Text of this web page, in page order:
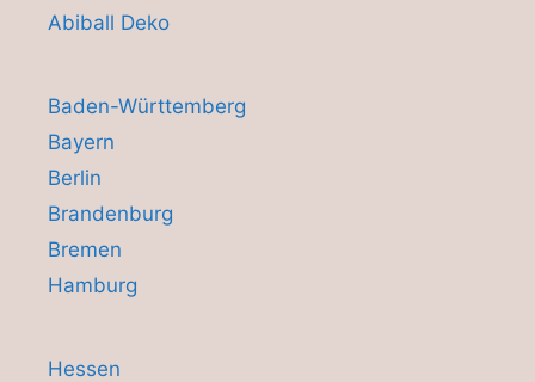
Abiball Deko
Baden-Württemberg
Bayern
Berlin
Brandenburg
Bremen
Hamburg
Hessen